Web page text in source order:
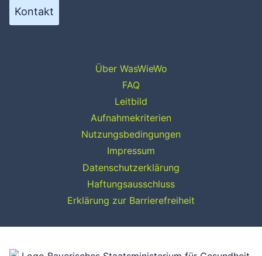
Kontakt
Über WasWieWo
FAQ
Leitbild
Aufnahmekriterien
Nutzungsbedingungen
Impressum
Datenschutzerklärung
Haftungsausschluss
Erklärung zur Barrierefreiheit